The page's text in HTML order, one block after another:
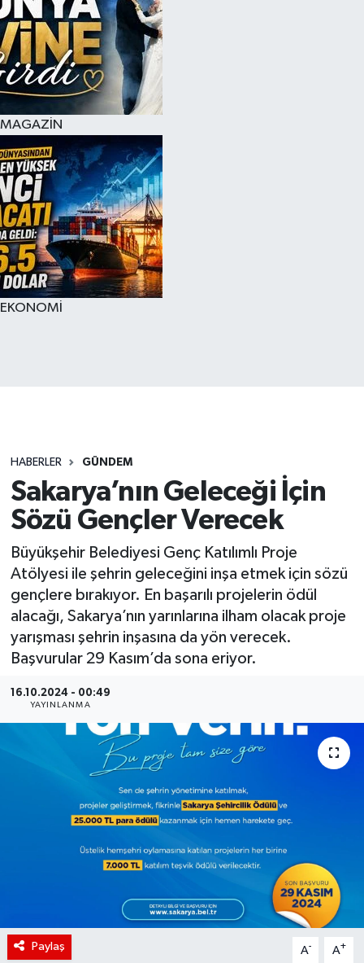
MAGAZİN
EKONOMİ
HABERLER GÜNDEM
Sakarya’nın Geleceği İçin
Sözü Gençler Verecek
Büyükşehir Belediyesi Genç Katılımlı Proje
Atölyesi ile şehrin geleceğini inşa etmek için sözü
gençlere bırakıyor. En başarılı projelerin ödül
alacağı, Sakarya’nın yarınlarına ilham olacak proje
yarışması şehrin inşasına da yön verecek.
Başvurular 29 Kasım’da sona eriyor.
16.10.2024 - 00:49
YAYINLANMA
Paylaş A- A+